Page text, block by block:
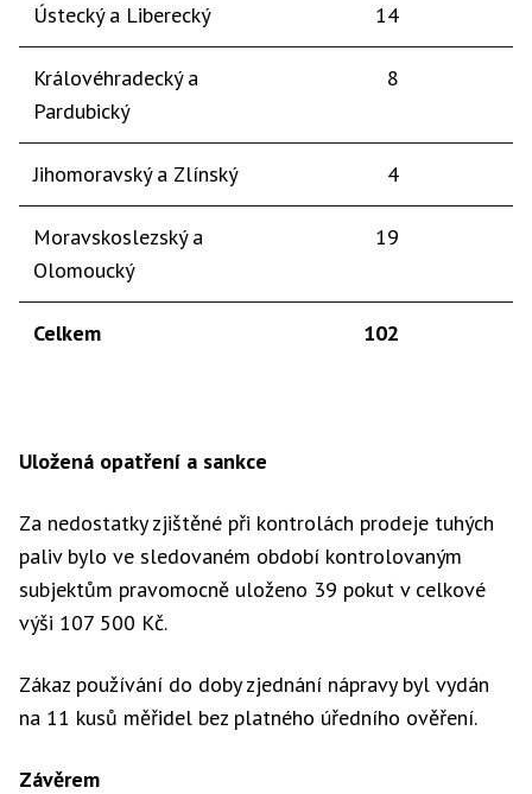
Ústecký a Liberecký 14
Královéhradecký a
Pardubický
8
Jihomoravský a Zlínský 4
Moravskoslezský a
Olomoucký
19
Celkem 102
Uložená opatření a sankce
Za nedostatky zjištěné při kontrolách prodeje tuhých
paliv bylo ve sledovaném období kontrolovaným
subjektům pravomocně uloženo 39 pokut v celkové
výši 107 500 Kč.
Zákaz používání do doby zjednání nápravy byl vydán
na 11 kusů měřidel bez platného úředního ověření.
Závěrem